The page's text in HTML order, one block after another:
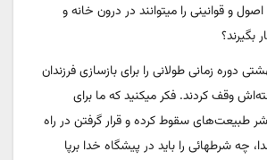
و قوانینی را میتوانند در درون خانه و
بگیرند؟
دوره زمانی طولانی را برای بازسازی فرزندان
وقف کردند. فکر میکنید که ما برای
طبیعت‌های سقوط کرده و قرار گرفتن در راه
چه شرطهائی را باید در پیشگاه خدا برپا